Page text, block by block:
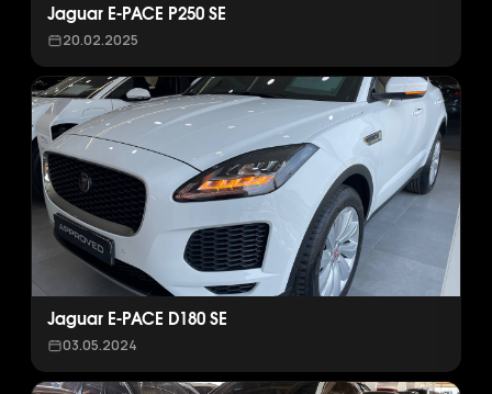
Jaguar E-PACE P250 SE
20.02.2025
Jaguar E-PACE D180 SE
03.05.2024